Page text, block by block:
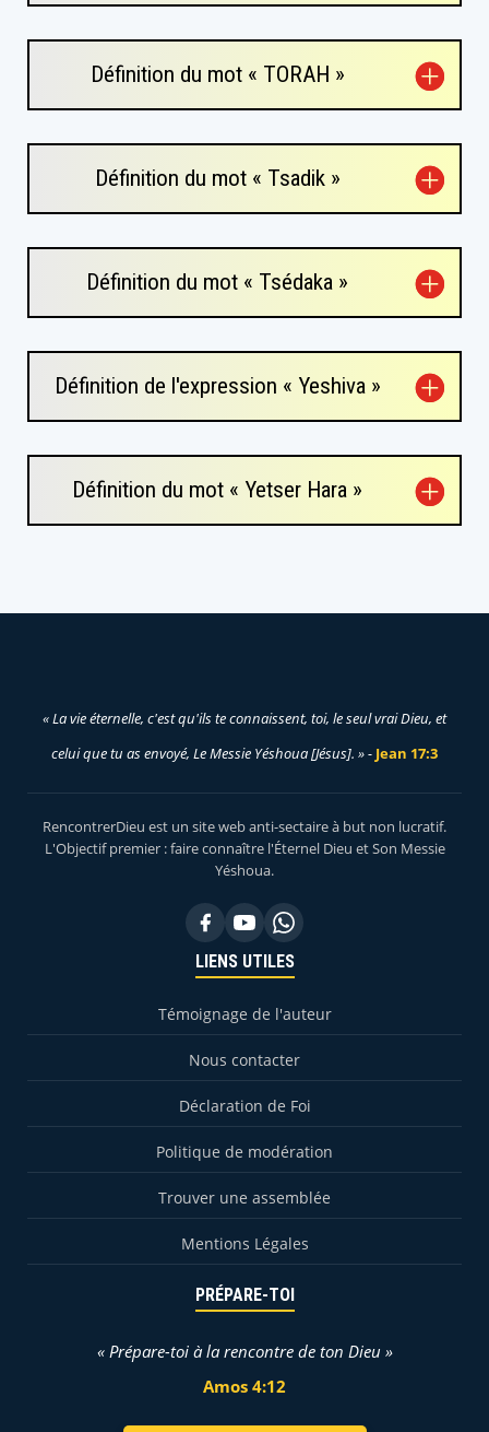
Définition du mot « TORAH »
Définition du mot « Tsadik »
Définition du mot « Tsédaka »
Définition de l'expression « Yeshiva »
Définition du mot « Yetser Hara »
« La vie éternelle, c'est qu'ils te connaissent, toi, le seul vrai Dieu, et
celui que tu as envoyé, Le Messie Yéshoua [Jésus]. » - Jean 17:3
RencontrerDieu est un site web anti-sectaire à but non lucratif.
L'Objectif premier : faire connaître l'Éternel Dieu et Son Messie
Yéshoua.
LIENS UTILES
Témoignage de l'auteur
Nous contacter
Déclaration de Foi
Politique de modération
Trouver une assemblée
Mentions Légales
PRÉPARE-TOI
« Prépare-toi à la rencontre de ton Dieu »
Amos 4:12